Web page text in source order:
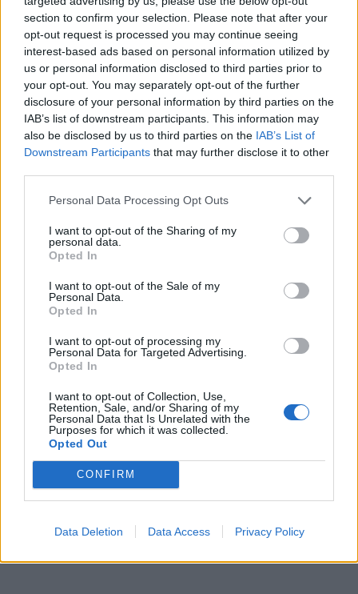
section to confirm your selection. Please note that after your
opt-out request is processed you may continue seeing
interest-based ads based on personal information utilized by
us or personal information disclosed to third parties prior to
your opt-out. You may separately opt-out of the further
disclosure of your personal information by third parties on the
IAB’s list of downstream participants. This information may
also be disclosed by us to third parties on the IAB’s List of
Downstream Participants that may further disclose it to other
Personal Data Processing Opt Outs
I want to opt-out of the Sharing of my
personal data.
Opted In
I want to opt-out of the Sale of my
Personal Data.
Opted In
I want to opt-out of processing my
Personal Data for Targeted Advertising.
Opted In
I want to opt-out of Collection, Use,
Retention, Sale, and/or Sharing of my
Personal Data that Is Unrelated with the
Purposes for which it was collected.
Opted Out
CONFIRM
Data Deletion Data Access Privacy Policy
00:00
Leonardo Maria Del Vecchio dall'ex compagna
in ospedale. Le dichiarazioni ai giornalisti